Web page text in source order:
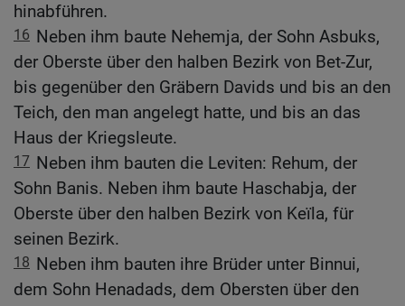
hinabführen.
16 Neben ihm baute Nehemja, der Sohn Asbuks,
der Oberste über den halben Bezirk von Bet-Zur,
bis gegenüber den Gräbern Davids und bis an den
Teich, den man angelegt hatte, und bis an das
Haus der Kriegsleute.
17 Neben ihm bauten die Leviten: Rehum, der
Sohn Banis. Neben ihm baute Haschabja, der
Oberste über den halben Bezirk von Keïla, für
seinen Bezirk.
18 Neben ihm bauten ihre Brüder unter Binnui,
dem Sohn Henadads, dem Obersten über den